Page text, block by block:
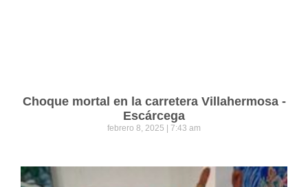
Choque mortal en la carretera Villahermosa -
Escárcega
febrero 8, 2025 7:43 am